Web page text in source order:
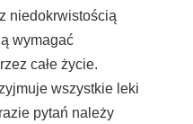
niedokrwistością
wymagać
całe życie.
wszystkie leki
pytań należy